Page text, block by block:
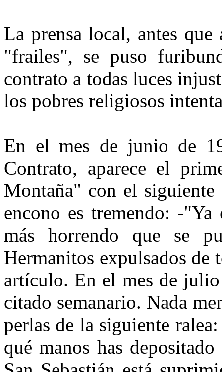
La prensa local, antes que
"frailes", se puso
contrato a todas luces
los pobres religiosos
En el mes de junio de
Contrato, aparece el
Montaña" con el
encono es tremendo: -
más horrendo que se
Hermanitos expulsados de
artículo. En el mes de
citado semanario. Nada
perlas de la siguiente
qué manos has